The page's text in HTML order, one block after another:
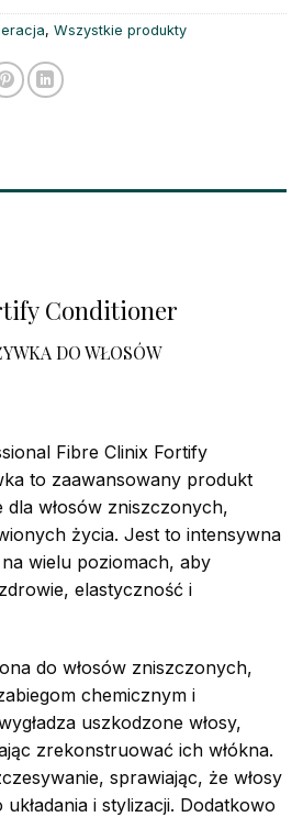
, Wszystkie produkty
Conditioner
DO WŁOSÓW
Fibre Clinix Fortify
to zaawansowany produkt
włosów zniszczonych,
życia. Jest to intensywna
wielu poziomach, aby
elastyczność i
do włosów zniszczonych,
chemicznym i
uszkodzone włosy,
zrekonstruować ich włókna.
sprawiając, że włosy
układania i stylizacji. Dodatkowo